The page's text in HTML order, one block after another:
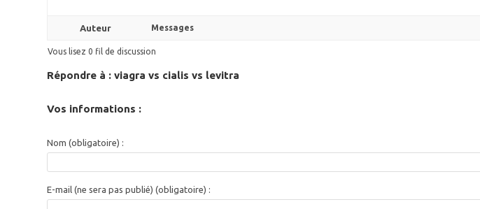
Auteur Messages
Vous lisez 0 fil de discussion
Répondre à : viagra vs cialis vs levitra
Vos informations :
Nom (obligatoire) :
E-mail (ne sera pas publié) (obligatoire) :